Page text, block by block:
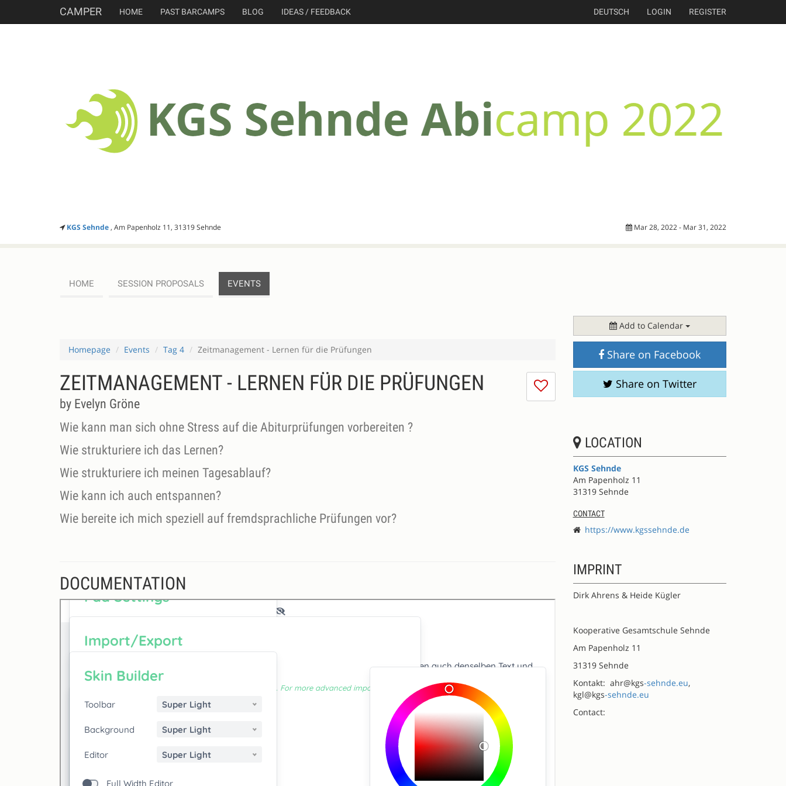
CAMPER HOME PAST BARCAMPS BLOG IDEAS / FEEDBACK DEUTSCH LOGIN REGISTER
KGS Sehnde, Am Papenholz 11, 31319 Sehnde Mar 28, 2022 - Mar 31, 2022
HOME SESSION PROPOSALS EVENTS
Homepage Events Tag 4 Zeitmanagement - Lernen für die Prüfungen
I
don't
session
ZEITMANAGEMENT - LERNEN FÜR DIE PRÜFUNGEN
by Evelyn Gröne
Wie kann man sich ohne Stress auf die Abiturprüfungen vorbereiten ?
Wie strukturiere ich das Lernen?
Wie strukturiere ich meinen Tagesablauf?
Wie kann ich auch entspannen?
Wie bereite ich mich speziell auf fremdsprachliche Prüfungen vor?
DOCUMENTATION
Add to Calendar
Share on Facebook
Share on Twitter
LOCATION
KGS Sehnde
Am Papenholz 11
31319 Sehnde
CONTACT
https://www.kgssehnde.de
IMPRINT
Dirk Ahrens & Heide Kügler
Kooperative Gesamtschule Sehnde
Am Papenholz 11
31319 Sehnde
Kontakt: ahr@kgs-sehnde.eu,
kgl@kgs-sehnde.eu
Contact: